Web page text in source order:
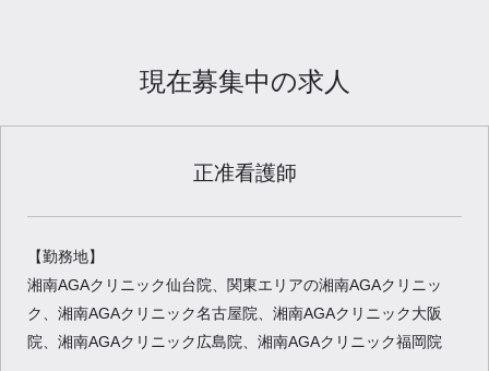
現在募集中の求人
正准看護師
【勤務地】
湘南AGAクリニック仙台院、関東エリアの湘南AGAクリニッ
ク、湘南AGAクリニック名古屋院、湘南AGAクリニック大阪
院、湘南AGAクリニック広島院、湘南AGAクリニック福岡院